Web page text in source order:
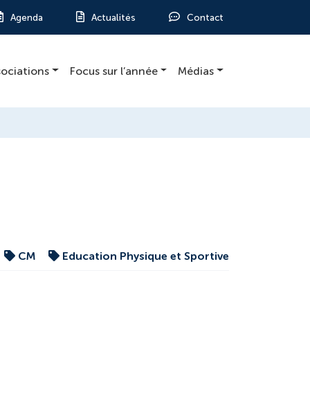
Agenda Actualités Contact
Focus sur l’année Médias
CM Education Physique et Sportive